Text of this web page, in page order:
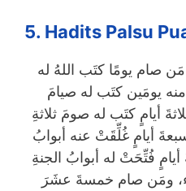
5. Hadits Palsu
يومَين كتَب له صيامَ
أيامٍ كتَب له صومَ ثلاثةِ
أيامٍ غُلِّقَتْ عنه أبوابُ
فُتِّحَتْ له أبوابُ الجنةِ
ومَن صام خمسةَ عشَرَ